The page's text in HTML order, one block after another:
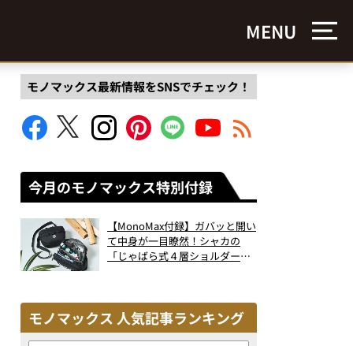
MENU
モノマックス最新情報をSNSでチェック！
今月のモノマックス特別付録
【MonoMax付録】ガバッと開い
て中身が一目瞭然！シャカの
「じゃばら式４層ショルダーバ
モノマックス 人気記事ランキング